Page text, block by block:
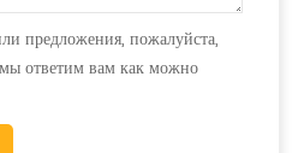
предложения, пожалуйста,
ответим вам как можно